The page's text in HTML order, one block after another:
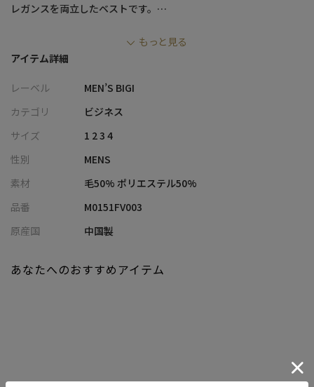
レガンスを両立したベストです。
メランジ調のチェック柄がクラシックな魅力を引き立て、ホップ
的にも高級感を演出します。
この素材選びとデザインの組み合わせが、ビジネスシーンやフォ
【シルエット】
細身のシルエットが特徴で、着用するだけでスタイリッシュな印
適度にフィットするデザインが、体のラインを美しく際立たせ、
スマートで洗練された雰囲気を纏える一着に仕上がっています。
もっと見る
アイテム詳細
レーベル
MEN’S BIGI
カテゴリ
ビジネス
サイズ
1 2 3 4
性別
MENS
素材
毛50% ポリエステル50%
品番
M0151FV003
原産国
中国製
あなたへのおすすめアイテム